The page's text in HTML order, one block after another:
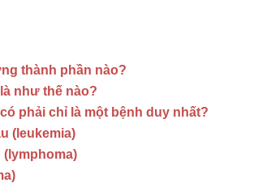
thành phần nào?
như thế nào?
phải chỉ là một bệnh duy nhất?
(leukemia)